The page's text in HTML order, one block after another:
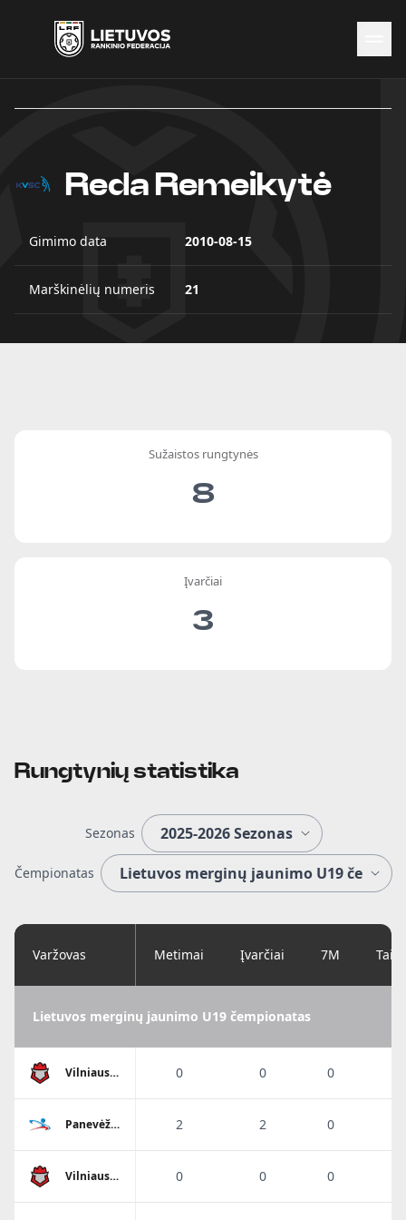
Naujienos
Čempionatai
KontaktaiReda Remeikytė
Gimimo data 2010-08-15
Marškinėlių numeris 21
Sužaistos rungtynės
8
Įvarčiai
3
Rungtynių statistika
Sezonas
Čempionatas
Varžovas Metimai Įvarčiai 7M
Lietuvos merginų jaunimo U19 čempionatas
Vilniaus
Sostinės
0 0 0
Panevėžio
2 2 0
Vilniaus
Sostinės
0 0 0